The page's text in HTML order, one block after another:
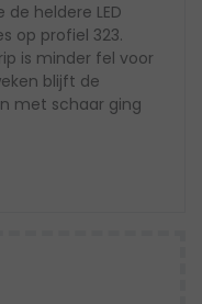
heldere LED
op profiel 323.
is minder fel voor
blijft de
met schaar ging